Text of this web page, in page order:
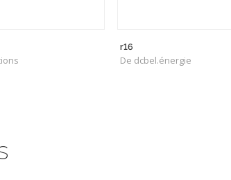
r16
De dcbel.énergie